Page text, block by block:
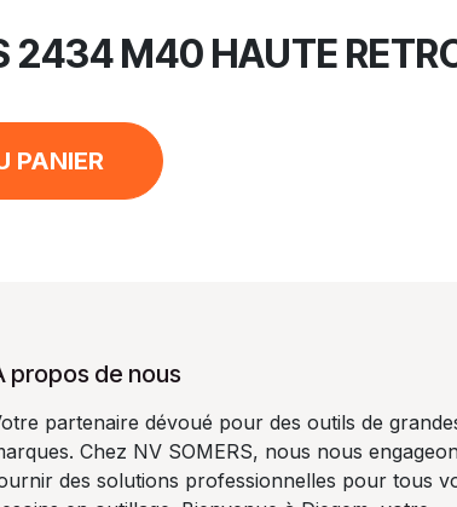
2434 M40 HAUTE
PANIER
propos de nous
partenaire dévoué pour des outils de
Chez NV SOMERS, nous nous
des solutions professionnelles pour tous